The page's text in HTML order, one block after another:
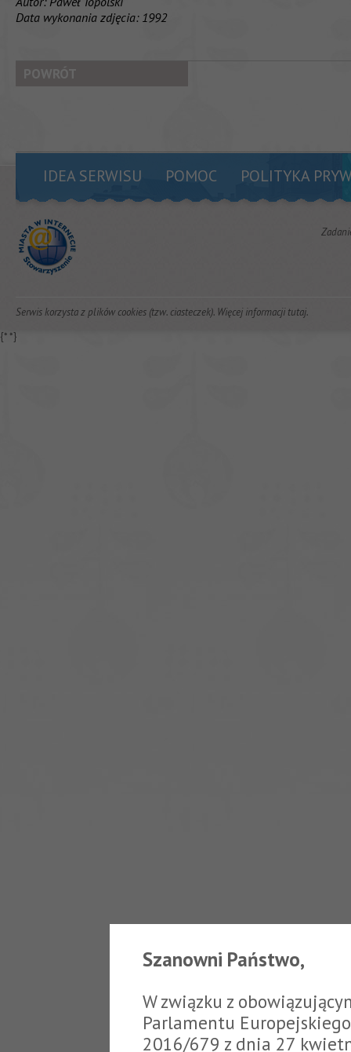
Data wykonania zdjęcia: 1992
POWRÓT
IDEA SERWISU POMOC POLITYKA
Serwis korzysta z plików cookies (tzw. ciasteczek). Więcej informacjitutaj.
{**}
Szanowni Państwo,
W związku z
Parlamentu
2016/679 z dnia 27